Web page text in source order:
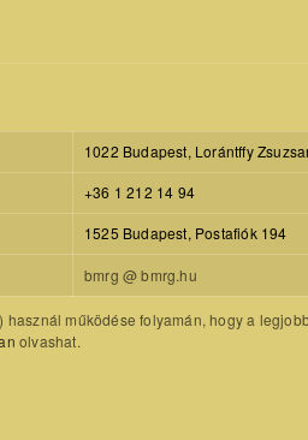
1022 Budapest, Lorántffy
+36 1 212 14 94
1525 Budapest, Postafiók 194
bmrg @ bmrg.hu
használ működése folyamán, hogy a
olvashat.